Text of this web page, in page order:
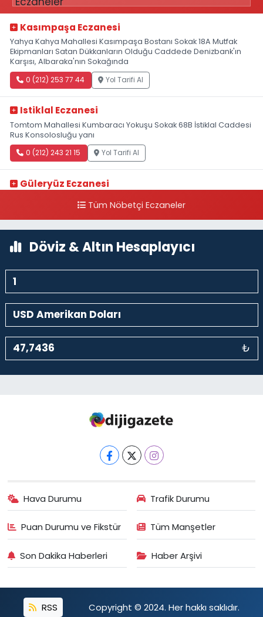
Kasımpaşa Eczanesi
Yahya Kahya Mahallesi Kasımpaşa Bostanı Sokak 18A Mutfak
Ekipmanları Satan Dükkanların Olduğu Caddede Denizbank'ın
Karşısı, Albaraka'nın Sokağında
0 (212) 253 77 44 Yol Tarifi Al
Istiklal Eczanesi
Tomtom Mahallesi Kumbaracı Yokuşu Sokak 68B İstiklal Caddesi
Rus Konsolosluğu yanı
0 (212) 243 21 15 Yol Tarifi Al
Güleryüz Eczanesi
kalaycıbahçe Meydana DoğruTüm Nöbetçi Eczaneler
Döviz & Altın Hesaplayıcı
₺
Hava Durumu Trafik Durumu
Puan Durumu ve Fikstür Tüm Manşetler
Son Dakika Haberleri Haber Arşivi
RSS Copyright © 2024. Her hakkı saklıdır.